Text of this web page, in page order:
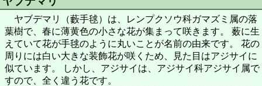
ヤブデマリ（藪手毬）は、レンプクソウ科ガマズミ属の落
葉樹で、春に薄黄色の小さな花が集まって咲きます。 薮に生
えていて花が手毬のように丸いことが名前の由来です。 花の
周りには白い大きな装飾花が咲くため、見た目はアジサイに
似ています。 しかし、アジサイは、アジサイ科アジサイ属で
すので、全く違う花です。